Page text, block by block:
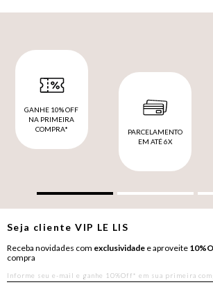
GANHE 10% OFF
NA PRIMEIRA
COMPRA*
PARCELAMENTO
EM ATÉ 6X
Seja clienteVIP LE LIS
Receba novidades com exclusividade e aproveite
compra